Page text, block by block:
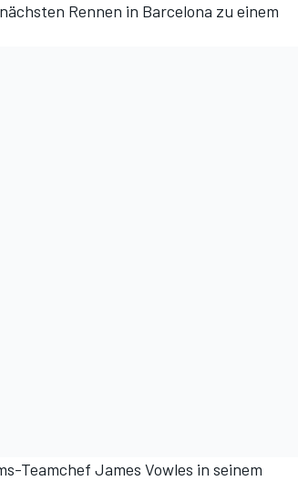
Rennen in Barcelona zu einem
Teamchef James Vowles in seinem